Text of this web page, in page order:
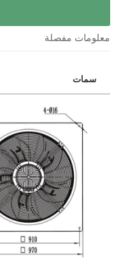
معلومات مفصلة
سمات